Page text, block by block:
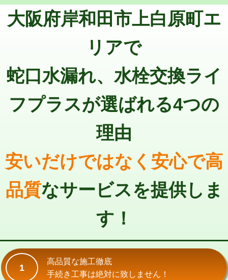
マス交換（深さ50㎝以上） 66,000円
コンクリート斫り（厚さ10㎝超え）
モルタル補修（厚さ10㎝まで） 27,500円
モルタル補修（厚さ10㎝超え）
追加人工 16,500円
追加トーラー機使用/3m超え +3,300円
止水・漏水調査・防水処理・清掃・修
11,000円
止水・漏水調査・防水処理・清掃・修
22,000円
止水・漏水調査・防水処理・清掃・修
その他部品の脱着 8,800円～
交換・取付（タンク） 22,000円+材料費
交換・取付(単水栓（壁付・デッキ
式・ワンホール）)
交換・取付(排水栓・排水トラップ
22,000円+材料費
大阪府岸和田市上白原町エ
リアで
蛇口水漏れ、水栓交換ライ
フプラスが選ばれる4つの
理由
安いだけではなく安心で高
品質なサービスを提供しま
す！
1
高品質な施工徹底
手続き工事は絶対に致しません！